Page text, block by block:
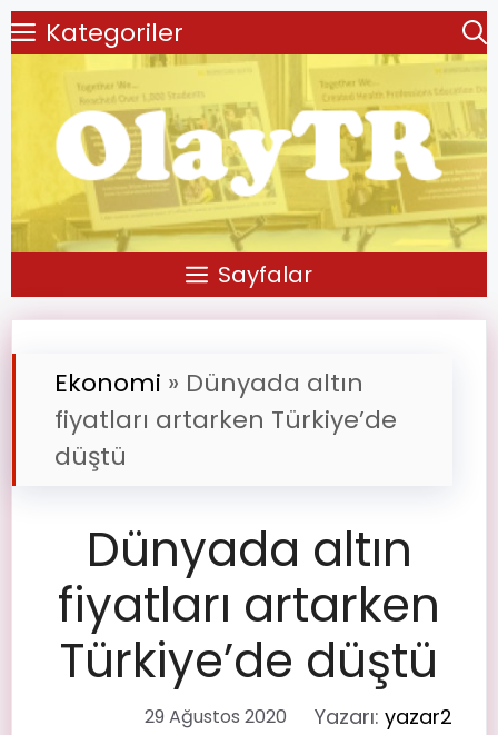
Kategoriler
Sayfalar
Ekonomi » Dünyada altın
fiyatları artarken Türkiye’de
düştü
Dünyada altın
fiyatları artarken
Türkiye’de düştü
29 Ağustos 2020 Yazarı: yazar2